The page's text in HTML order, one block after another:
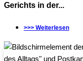
Gerichts in der...
>>> Weiterlesen